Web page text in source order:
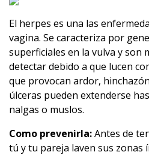
El herpes es una las
vagina. Se caracteriza por
superficiales en la vulva y son
detectar debido a que lucen
que provocan ardor,
úlceras pueden extenderse
nalgas o muslos.
Como prevenirla:Antes de
tú y tu pareja laven sus zonas